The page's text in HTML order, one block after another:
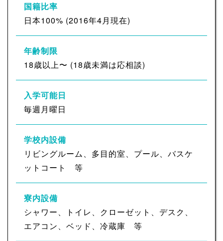
国籍比率
日本100% (2016年4月現在)
年齢制限
18歳以上〜 (18歳未満は応相談)
入学可能日
毎週月曜日
学校内設備
リビングルーム、多目的室、プール、バスケ
ットコート 等
寮内設備
シャワー、トイレ、クローゼット、デスク、
エアコン、ベッド、冷蔵庫 等